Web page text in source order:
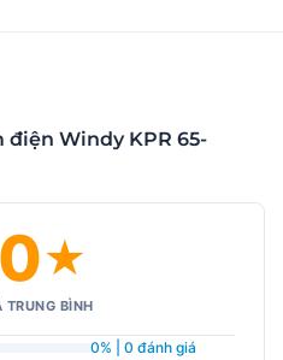
điện Windy KPR 65-
★
BÌNH
0% | 0 đánh giá